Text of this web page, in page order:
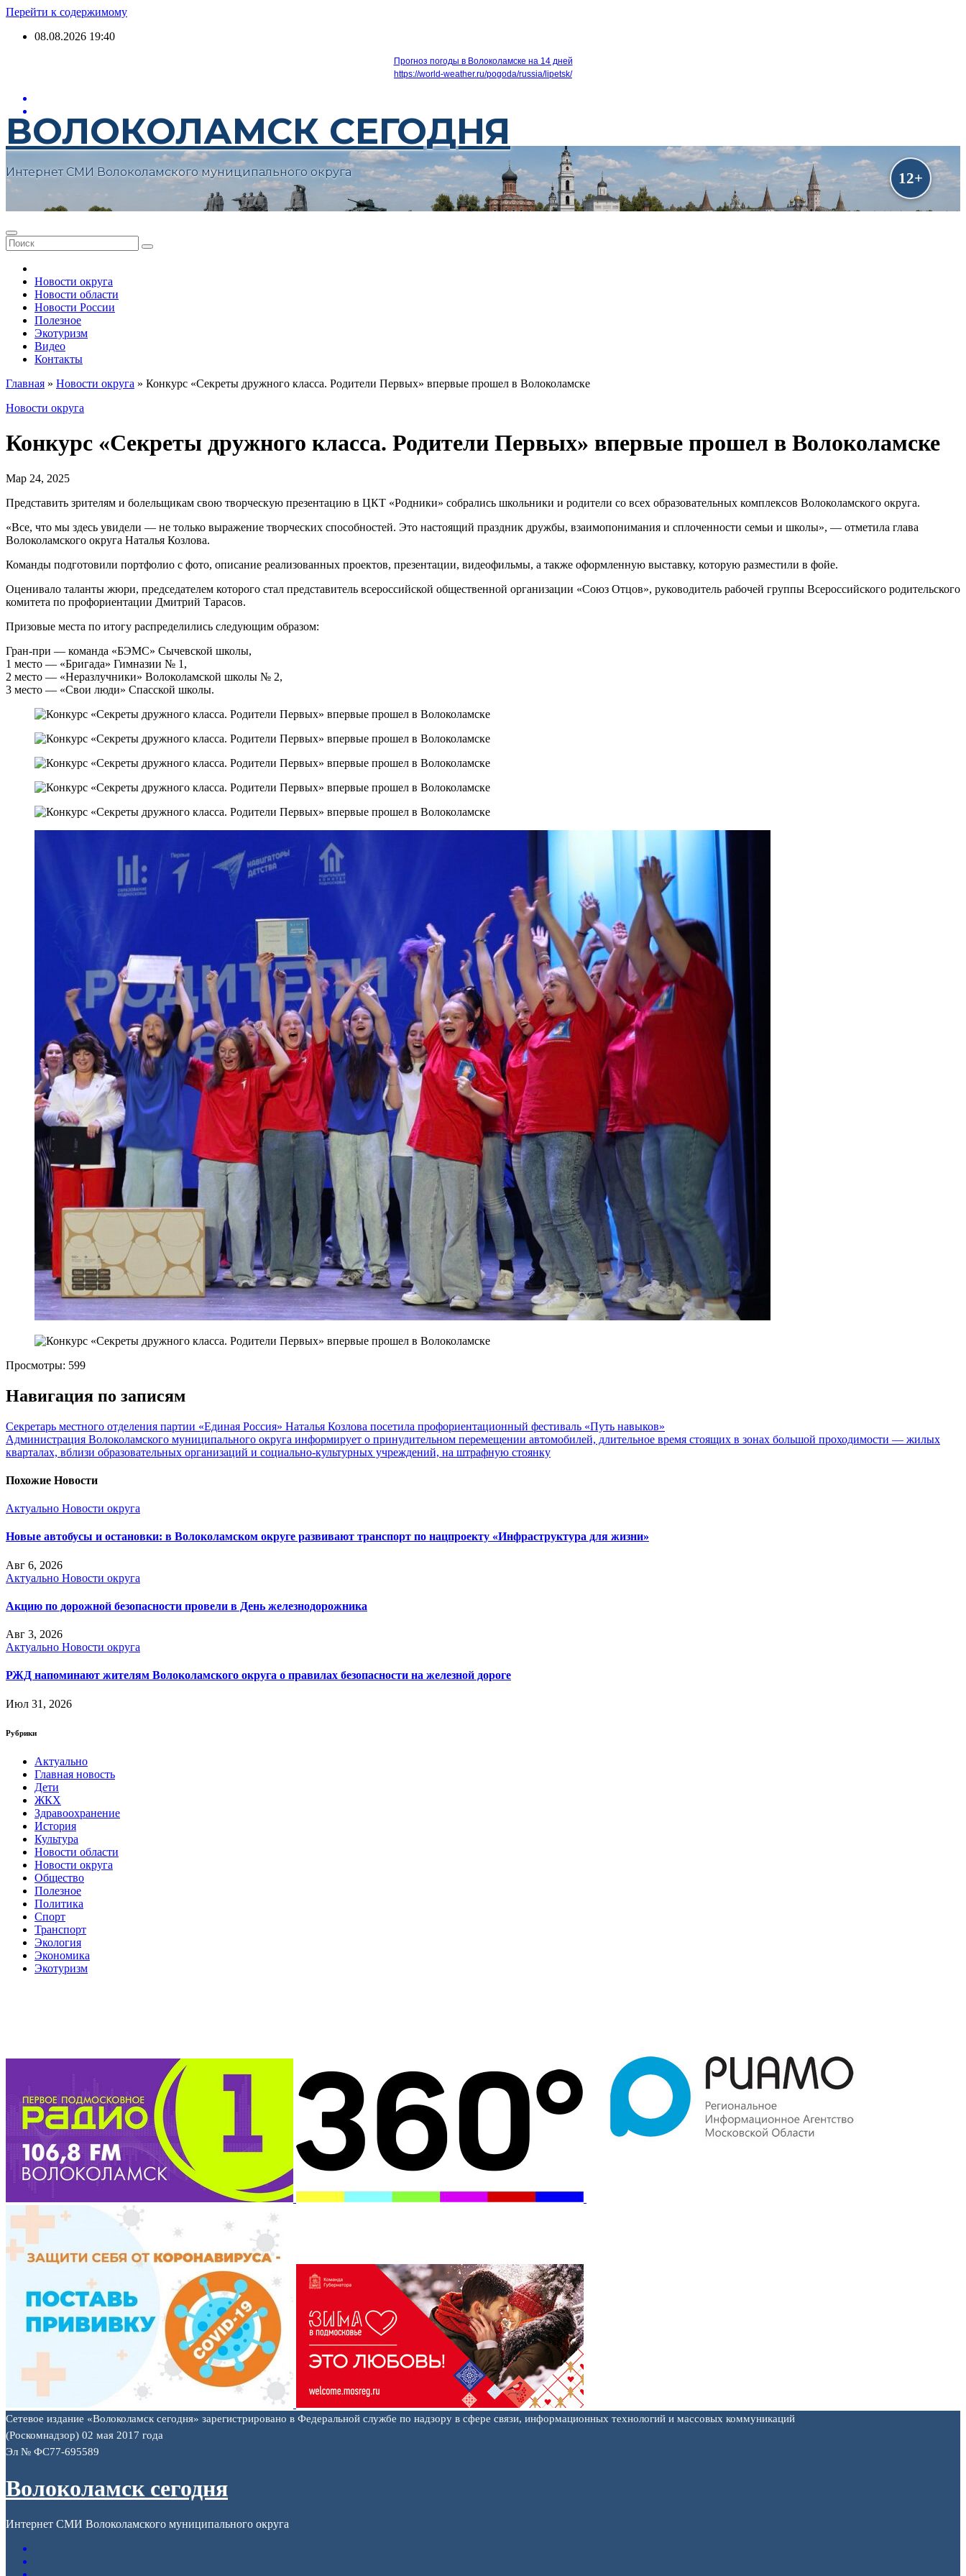
Перейти к содержимому
08.08.2026 19:40
Прогноз погоды в Волоколамске на 14 дней
https://world-weather.ru/pogoda/russia/lipetsk/
ВОЛОКОЛАМСК СЕГОДНЯ
Интернет СМИ Волоколамского муниципального округа
Новости округа
Новости области
Новости России
Полезное
Экотуризм
Видео
Контакты
Главная » Новости округа » Конкурс «Секреты дружного класса. Родители Первых» впервые прошел в Волоколамске
Новости округа
Конкурс «Секреты дружного класса. Родители Первых» впервые прошел в Волоколамске
Мар 24, 2025
Представить зрителям и болельщикам свою творческую презентацию в ЦКТ «Родники» собрались школьники и родители со всех образовательных комплексов Волоколамского округа.
«Все, что мы здесь увидели — не только выражение творческих способностей. Это настоящий праздник дружбы, взаимопонимания и сплоченности семьи и школы», — отметила глава
Волоколамского округа Наталья Козлова.
Команды подготовили портфолио с фото, описание реализованных проектов, презентации, видеофильмы, а также оформленную выставку, которую разместили в фойе.
Оценивало таланты жюри, председателем которого стал представитель всероссийской общественной организации «Союз Отцов», руководитель рабочей группы Всероссийского родительского
комитета по профориентации Дмитрий Тарасов.
Призовые места по итогу распределились следующим образом:
Гран-при — команда «БЭМС» Сычевской школы,
1 место — «Бригада» Гимназии № 1,
2 место — «Неразлучники» Волоколамской школы № 2,
3 место — «Свои люди» Спасской школы.
Просмотры: 599
Навигация по записям
Секретарь местного отделения партии «Единая Россия» Наталья Козлова посетила профориентационный фестиваль «Путь навыков»
Администрация Волоколамского муниципального округа информирует о принудительном перемещении автомобилей, длительное время стоящих в зонах большой проходимости — жилых
кварталах, вблизи образовательных организаций и социально‑культурных учреждений, на штрафную стоянку
Похожие Новости
Актуально Новости округа
Новые автобусы и остановки: в Волоколамском округе развивают транспорт по нацпроекту «Инфраструктура для жизни»
Авг 6, 2026
Актуально Новости округа
Акцию по дорожной безопасности провели в День железнодорожника
Авг 3, 2026
Актуально Новости округа
РЖД напоминают жителям Волоколамского округа о правилах безопасности на железной дороге
Июл 31, 2026
Рубрики
Актуально
Главная новость
Дети
ЖКХ
Здравоохранение
История
Культура
Новости области
Новости округа
Общество
Полезное
Политика
Спорт
Транспорт
Экология
Экономика
Экотуризм
Сетевое издание «Волоколамск сегодня» зарегистрировано в Федеральной службе по надзору в сфере связи, информационных технологий и массовых коммуникаций
(Роскомнадзор) 02 мая 2017 года
Эл № ФС77-695589
Волоколамск сегодня
Интернет СМИ Волоколамского муниципального округа